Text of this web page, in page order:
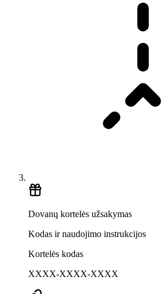
Dovanų kortelės užsakymas
Kodas ir naudojimo instrukcijos
Kortelės kodas
XXXX-XXXX-XXXX